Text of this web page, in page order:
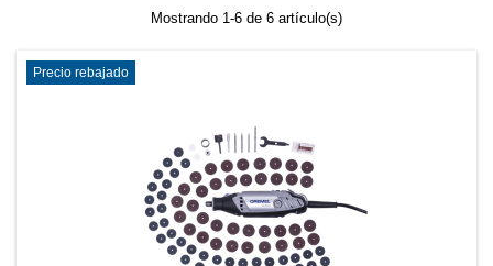
Mostrando 1-6 de 6 artículo(s)
Precio rebajado